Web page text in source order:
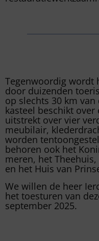
Tegenwoordig wordt
door duizenden
op slechts 30 km
kasteel beschikt
uitstrekt over vier
meubilair,
worden
behoren ook het
meren, het
en het Huis van
We willen de heer
het toesturen van
september 2025.